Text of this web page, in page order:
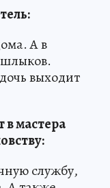
А в
выходит
мастера
службу,